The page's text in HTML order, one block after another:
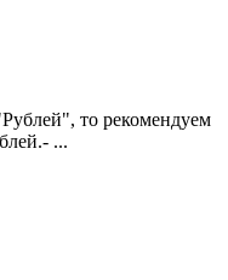
то рекомендуем
...